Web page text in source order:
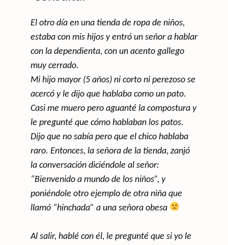
El otro día en una tienda de ropa de niños,
estaba con mis hijos y entró un señor a hablar
con la dependienta, con un acento gallego
muy cerrado.
Mi hijo mayor (5 años) ni corto ni perezoso se
acercó y le dijo que hablaba como un pato.
Casi me muero pero aguanté la compostura y
le pregunté que cómo hablaban los patos.
Dijo que no sabía pero que el chico hablaba
raro. Entonces, la señora de la tienda, zanjó
la conversación diciéndole al señor:
“Bienvenido a mundo de los niños”, y
poniéndole otro ejemplo de otra niña que
llamó “hinchada” a una señora obesa
Al salir, hablé con él, le pregunté que si yo le